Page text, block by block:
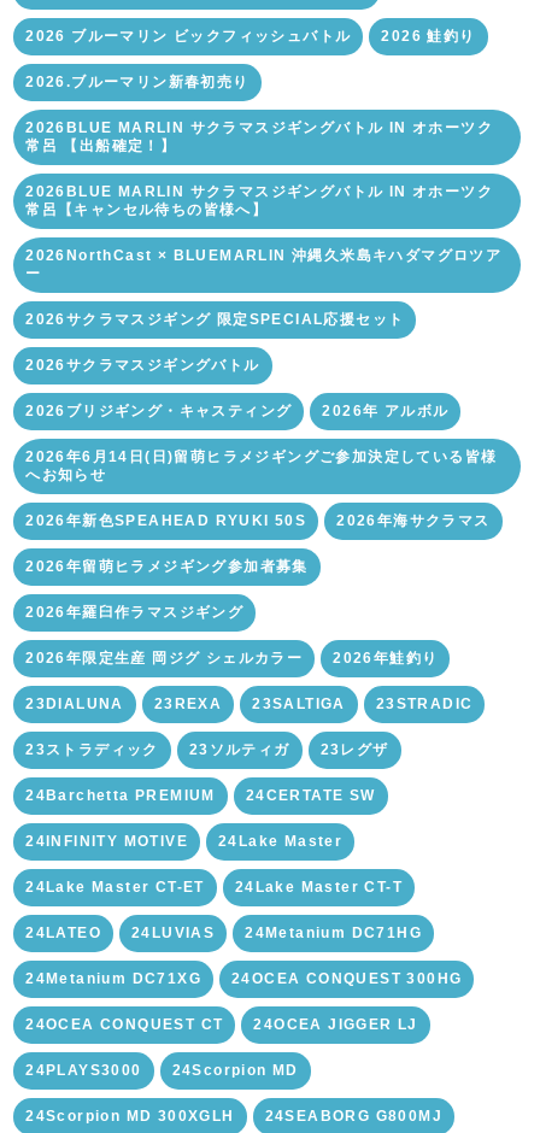
2026 ブルーマリン ビックフィッシュバトル 2026 鮭釣り
2026.ブルーマリン新春初売り
2026BLUE MARLIN サクラマスジギングバトル IN オホーツク
常呂 【出船確定！】
2026BLUE MARLIN サクラマスジギングバトル IN オホーツク
常呂【キャンセル待ちの皆様へ】
2026NorthCast × BLUEMARLIN 沖縄久米島キハダマグロツア
ー
2026サクラマスジギング 限定SPECIAL応援セット
2026サクラマスジギングバトル
2026ブリジギング・キャスティング 2026年 アルボル
2026年6月14日(日)留萌ヒラメジギングご参加決定している皆様
へお知らせ
2026年新色SPEAHEAD RYUKI 50S 2026年海サクラマス
2026年留萌ヒラメジギング参加者募集
2026年羅臼作ラマスジギング
2026年限定生産 岡ジグ シェルカラー 2026年鮭釣り
23DIALUNA 23REXA 23SALTIGA 23STRADIC
23ストラディック 23ソルティガ 23レグザ
24Barchetta PREMIUM 24CERTATE SW
24INFINITY MOTIVE 24Lake Master
24Lake Master CT-ET 24Lake Master CT-T
24LATEO 24LUVIAS 24Metanium DC71HG
24Metanium DC71XG 24OCEA CONQUEST 300HG
24OCEA CONQUEST CT 24OCEA JIGGER LJ
24PLAYS3000 24Scorpion MD
24Scorpion MD 300XGLH 24SEABORG G800MJ